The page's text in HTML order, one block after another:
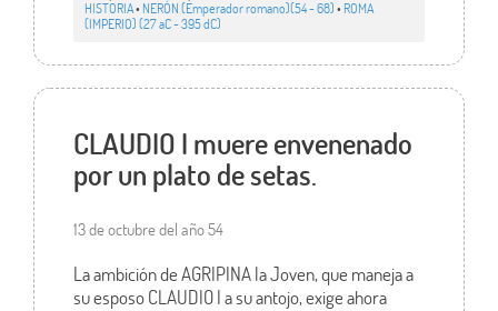
HISTORIA• NERÓN (Emperador romano)(54 - 68)• ROMA
(IMPERIO) (27 aC - 395 dC)
CLAUDIO I muere envenenado
por un plato de setas.
13 de octubre del año 54
La ambición de AGRIPINA la Joven, que maneja a
su esposo CLAUDIO I a su antojo, exige ahora